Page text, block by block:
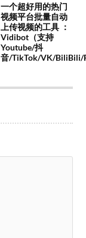
一个超好用的热门
视频平台批量自动
上传视频的工具 ：
Vidibot（支持
Youtube/抖
音/TikTok/VK/BiliBili/